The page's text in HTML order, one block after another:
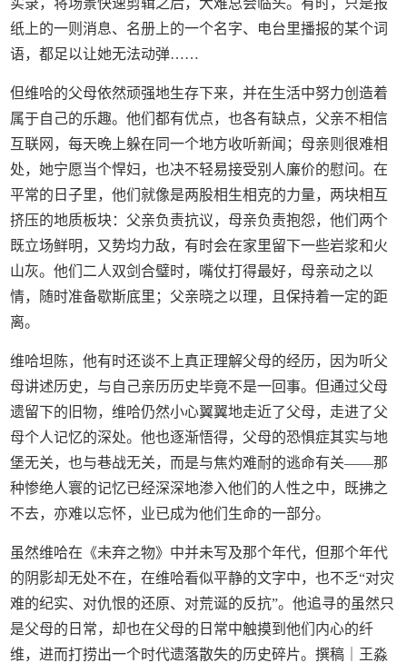
实录，将场景快速剪辑之后，大难总会临头。有时，只是报
纸上的一则消息、名册上的一个名字、电台里播报的某个词
语，都足以让她无法动弹……
但维哈的父母依然顽强地生存下来，并在生活中努力创造着
属于自己的乐趣。他们都有优点，也各有缺点，父亲不相信
互联网，每天晚上躲在同一个地方收听新闻；母亲则很难相
处，她宁愿当个悍妇，也决不轻易接受别人廉价的慰问。在
平常的日子里，他们就像是两股相生相克的力量，两块相互
挤压的地质板块：父亲负责抗议，母亲负责抱怨，他们两个
既立场鲜明，又势均力敌，有时会在家里留下一些岩浆和火
山灰。他们二人双剑合璧时，嘴仗打得最好，母亲动之以
情，随时准备歇斯底里；父亲晓之以理，且保持着一定的距
离。
维哈坦陈，他有时还谈不上真正理解父母的经历，因为听父
母讲述历史，与自己亲历历史毕竟不是一回事。但通过父母
遗留下的旧物，维哈仍然小心翼翼地走近了父母，走进了父
母个人记忆的深处。他也逐渐悟得，父母的恐惧症其实与地
堡无关，也与巷战无关，而是与焦灼难耐的逃命有关——那
种惨绝人寰的记忆已经深深地渗入他们的人性之中，既拂之
不去，亦难以忘怀，业已成为他们生命的一部分。
虽然维哈在《未弃之物》中并未写及那个年代，但那个年代
的阴影却无处不在，在维哈看似平静的文字中，也不乏“对灾
难的纪实、对仇恨的还原、对荒诞的反抗”。他追寻的虽然只
是父母的日常，却也在父母的日常中触摸到他们内心的纤
维，进而打捞出一个时代遗落散失的历史碎片。撰稿｜王淼